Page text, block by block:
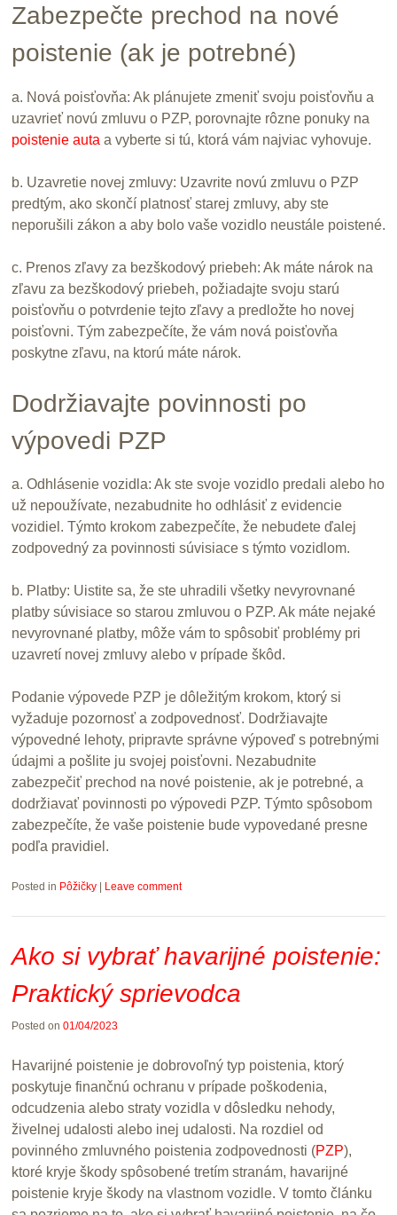
Zabezpečte prechod na nové
poistenie (ak je potrebné)
a. Nová poisťovňa: Ak plánujete zmeniť svoju poisťovňu a
uzavrieť novú zmluvu o PZP, porovnajte rôzne ponuky na
poistenie auta a vyberte si tú, ktorá vám najviac vyhovuje.
b. Uzavretie novej zmluvy: Uzavrite novú zmluvu o PZP
predtým, ako skončí platnosť starej zmluvy, aby ste
neporušili zákon a aby bolo vaše vozidlo neustále poistené.
c. Prenos zľavy za bezškodový priebeh: Ak máte nárok na
zľavu za bezškodový priebeh, požiadajte svoju starú
poisťovňu o potvrdenie tejto zľavy a predložte ho novej
poisťovni. Tým zabezpečíte, že vám nová poisťovňa
poskytne zľavu, na ktorú máte nárok.
Dodržiavajte povinnosti po
výpovedi PZP
a. Odhlásenie vozidla: Ak ste svoje vozidlo predali alebo ho
už nepoužívate, nezabudnite ho odhlásiť z evidencie
vozidiel. Týmto krokom zabezpečíte, že nebudete ďalej
zodpovedný za povinnosti súvisiace s týmto vozidlom.
b. Platby: Uistite sa, že ste uhradili všetky nevyrovnané
platby súvisiace so starou zmluvou o PZP. Ak máte nejaké
nevyrovnané platby, môže vám to spôsobiť problémy pri
uzavretí novej zmluvy alebo v prípade škôd.
Podanie výpovede PZP je dôležitým krokom, ktorý si
vyžaduje pozornosť a zodpovednosť. Dodržiavajte
výpovedné lehoty, pripravte správne výpoveď s potrebnými
údajmi a pošlite ju svojej poisťovni. Nezabudnite
zabezpečiť prechod na nové poistenie, ak je potrebné, a
dodržiavať povinnosti po výpovedi PZP. Týmto spôsobom
zabezpečíte, že vaše poistenie bude vypovedané presne
podľa pravidiel.
Posted in Pôžičky Leave comment
Ako si vybrať havarijné poistenie:
Praktický sprievodca
Posted on 01/04/2023
Havarijné poistenie je dobrovoľný typ poistenia, ktorý
poskytuje finančnú ochranu v prípade poškodenia,
odcudzenia alebo straty vozidla v dôsledku nehody,
živelnej udalosti alebo inej udalosti. Na rozdiel od
povinného zmluvného poistenia zodpovednosti (PZP),
ktoré kryje škody spôsobené tretím stranám, havarijné
poistenie kryje škody na vlastnom vozidle. V tomto článku